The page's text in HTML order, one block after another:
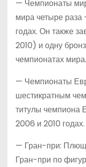
— Чемпионаты
мира четыре
годах. Он также
2010) и одну
чемпионатах мира.
— Чемпионаты
шестикратным
титулы чемпиона
2006 и 2010 годах.
— Гран-при:
Гран-при по